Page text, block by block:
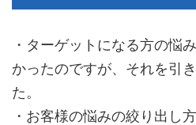
・ターゲットになる方の悩
かったのですが、それを引
た。
・お客様の悩みの絞り出し